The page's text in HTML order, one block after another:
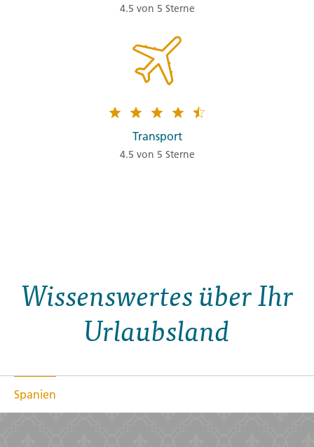
4.5 von 5 Sterne
Transport
4.5 von 5 Sterne
Wissenswertes über Ihr
Urlaubsland
Spanien